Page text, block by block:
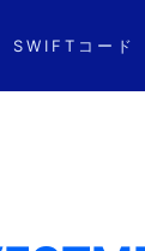
SWIFTコード